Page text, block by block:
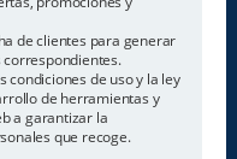
de clientes para generar
correspondientes.
de uso y la ley
de herramientas y
a garantizar la
que recoge.